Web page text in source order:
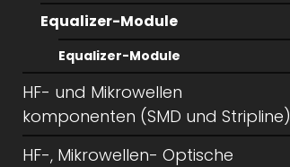
Equalizer-Module
Equalizer-Module
HF- und Mikrowellen
komponenten (SMD und Stripline)
HF-, Mikrowellen- Optische